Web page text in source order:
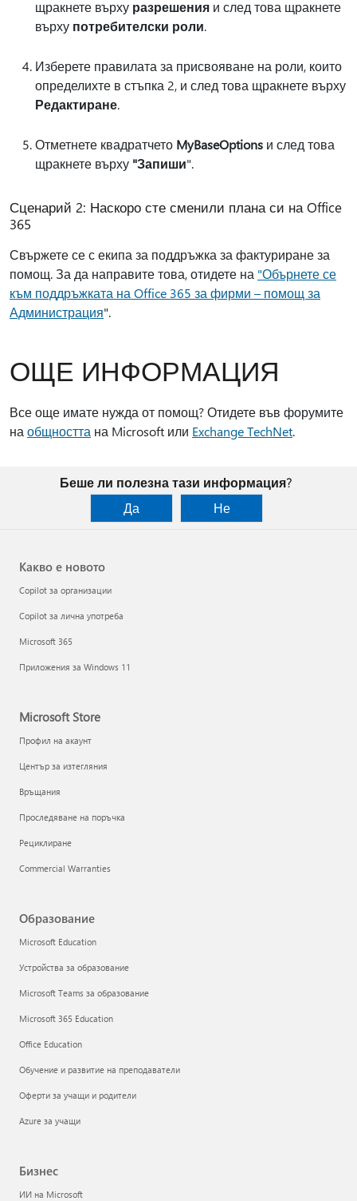
щракнете върху разрешения и след това щракнете
върху потребителски роли.
Изберете правилата за присвояване на роли, които
определихте в стъпка 2, и след това щракнете върху
Редактиране.
Отметнете квадратчето MyBaseOptions и след това
щракнете върху "Запиши".
Сценарий 2: Наскоро сте сменили плана си на Office
365
Свържете се с екипа за поддръжка за фактуриране за
помощ. За да направите това, отидете на "Обърнете се
към поддръжката на Office 365 за фирми – помощ за
Администрация".
ОЩЕ ИНФОРМАЦИЯ
Все още имате нужда от помощ? Отидете във форумите
на общността на Microsoft или Exchange TechNet.
Беше ли полезна тази информация?
Да
Не
Какво е новото
Copilot за организации
Copilot за лична употреба
Microsoft 365
Приложения за Windows 11
Microsoft Store
Профил на акаунт
Център за изтегляния
Връщания
Проследяване на поръчка
Рециклиране
Commercial Warranties
Образование
Microsoft Education
Устройства за образование
Microsoft Teams за образование
Microsoft 365 Education
Office Education
Обучение и развитие на преподаватели
Оферти за учащи и родители
Azure за учащи
Бизнес
ИИ на Microsoft